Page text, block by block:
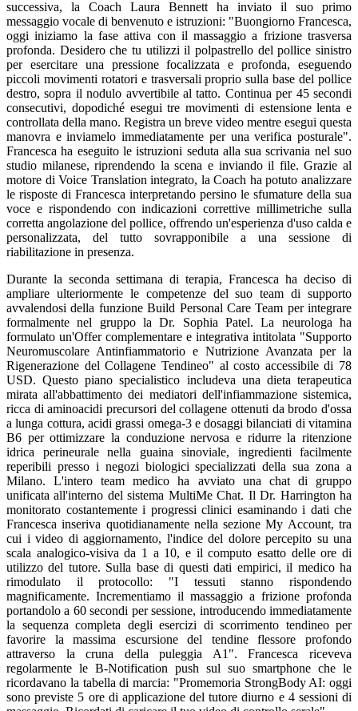
successiva, la Coach Laura Bennett ha inviato il suo primo
messaggio vocale di benvenuto e istruzioni: "Buongiorno Francesca,
oggi iniziamo la fase attiva con il massaggio a frizione trasversa
profonda. Desidero che tu utilizzi il polpastrello del pollice sinistro
per esercitare una pressione focalizzata e profonda, eseguendo
piccoli movimenti rotatori e trasversali proprio sulla base del pollice
destro, sopra il nodulo avvertibile al tatto. Continua per 45 secondi
consecutivi, dopodiché esegui tre movimenti di estensione lenta e
controllata della mano. Registra un breve video mentre esegui questa
manovra e inviamelo immediatamente per una verifica posturale".
Francesca ha eseguito le istruzioni seduta alla sua scrivania nel suo
studio milanese, riprendendo la scena e inviando il file. Grazie al
motore di Voice Translation integrato, la Coach ha potuto analizzare
le risposte di Francesca interpretando persino le sfumature della sua
voce e rispondendo con indicazioni correttive millimetriche sulla
corretta angolazione del pollice, offrendo un'esperienza d'uso calda e
personalizzata, del tutto sovrapponibile a una sessione di
riabilitazione in presenza.
Durante la seconda settimana di terapia, Francesca ha deciso di
ampliare ulteriormente le competenze del suo team di supporto
avvalendosi della funzione Build Personal Care Team per integrare
formalmente nel gruppo la Dr. Sophia Patel. La neurologa ha
formulato un'Offer complementare e integrativa intitolata "Supporto
Neuromuscolare Antinfiammatorio e Nutrizione Avanzata per la
Rigenerazione del Collagene Tendineo" al costo accessibile di 78
USD. Questo piano specialistico includeva una dieta terapeutica
mirata all'abbattimento dei mediatori dell'infiammazione sistemica,
ricca di aminoacidi precursori del collagene ottenuti da brodo d'ossa
a lunga cottura, acidi grassi omega-3 e dosaggi bilanciati di vitamina
B6 per ottimizzare la conduzione nervosa e ridurre la ritenzione
idrica perineurale nella guaina sinoviale, ingredienti facilmente
reperibili presso i negozi biologici specializzati della sua zona a
Milano. L'intero team medico ha avviato una chat di gruppo
unificata all'interno del sistema MultiMe Chat. Il Dr. Harrington ha
monitorato costantemente i progressi clinici esaminando i dati che
Francesca inseriva quotidianamente nella sezione My Account, tra
cui i video di aggiornamento, l'indice del dolore percepito su una
scala analogico-visiva da 1 a 10, e il computo esatto delle ore di
utilizzo del tutore. Sulla base di questi dati empirici, il medico ha
rimodulato il protocollo: "I tessuti stanno rispondendo
magnificamente. Incrementiamo il massaggio a frizione profonda
portandolo a 60 secondi per sessione, introducendo immediatamente
la sequenza completa degli esercizi di scorrimento tendineo per
favorire la massima escursione del tendine flessore profondo
attraverso la cruna della puleggia A1". Francesca riceveva
regolarmente le B-Notification push sul suo smartphone che le
ricordavano la tabella di marcia: "Promemoria StrongBody AI: oggi
sono previste 5 ore di applicazione del tutore diurno e 4 sessioni di